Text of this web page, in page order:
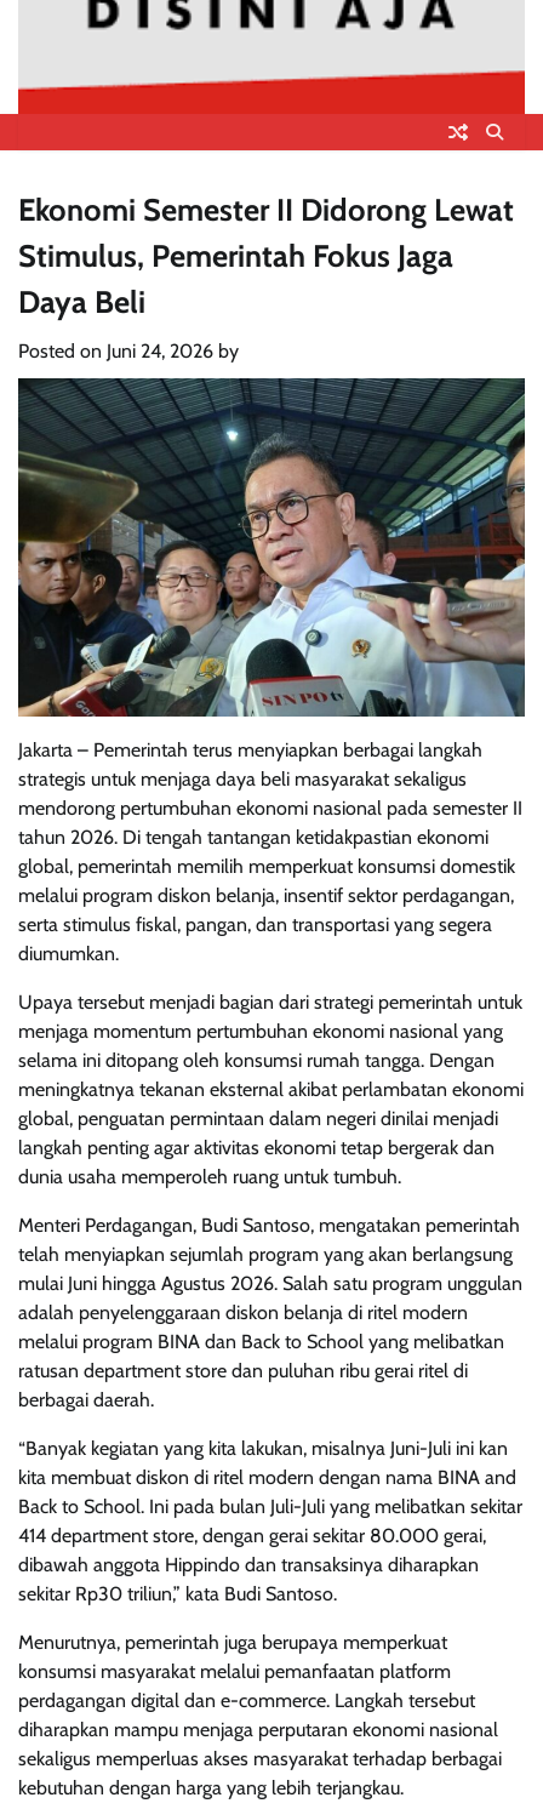
Ekonomi Semester II Didorong Lewat
Stimulus, Pemerintah Fokus Jaga
Daya Beli
Posted on Juni 24, 2026 by
Jakarta – Pemerintah terus menyiapkan berbagai langkah
strategis untuk menjaga daya beli masyarakat sekaligus
mendorong pertumbuhan ekonomi nasional pada semester II
tahun 2026. Di tengah tantangan ketidakpastian ekonomi
global, pemerintah memilih memperkuat konsumsi domestik
melalui program diskon belanja, insentif sektor perdagangan,
serta stimulus fiskal, pangan, dan transportasi yang segera
diumumkan.
Upaya tersebut menjadi bagian dari strategi pemerintah untuk
menjaga momentum pertumbuhan ekonomi nasional yang
selama ini ditopang oleh konsumsi rumah tangga. Dengan
meningkatnya tekanan eksternal akibat perlambatan ekonomi
global, penguatan permintaan dalam negeri dinilai menjadi
langkah penting agar aktivitas ekonomi tetap bergerak dan
dunia usaha memperoleh ruang untuk tumbuh.
Menteri Perdagangan, Budi Santoso, mengatakan pemerintah
telah menyiapkan sejumlah program yang akan berlangsung
mulai Juni hingga Agustus 2026. Salah satu program unggulan
adalah penyelenggaraan diskon belanja di ritel modern
melalui program BINA dan Back to School yang melibatkan
ratusan department store dan puluhan ribu gerai ritel di
berbagai daerah.
“Banyak kegiatan yang kita lakukan, misalnya Juni-Juli ini kan
kita membuat diskon di ritel modern dengan nama BINA and
Back to School. Ini pada bulan Juli-Juli yang melibatkan sekitar
414 department store, dengan gerai sekitar 80.000 gerai,
dibawah anggota Hippindo dan transaksinya diharapkan
sekitar Rp30 triliun,” kata Budi Santoso.
Menurutnya, pemerintah juga berupaya memperkuat
konsumsi masyarakat melalui pemanfaatan platform
perdagangan digital dan e-commerce. Langkah tersebut
diharapkan mampu menjaga perputaran ekonomi nasional
sekaligus memperluas akses masyarakat terhadap berbagai
kebutuhan dengan harga yang lebih terjangkau.